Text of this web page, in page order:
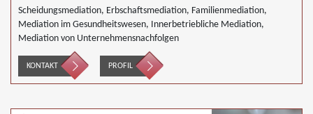
Scheidungsmediation, Erbschaftsmediation, Familienmediation,
Mediation im Gesundheitswesen, Innerbetriebliche Mediation,
Mediation von Unternehmensnachfolgen
KONTAKT PROFIL